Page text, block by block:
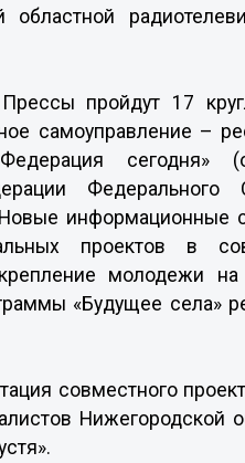
пройдут 17
самоуправление –
сегодня»
Федерального
информационные
проектов в
молодежи
«Будущее села»
совместного
Нижегородской